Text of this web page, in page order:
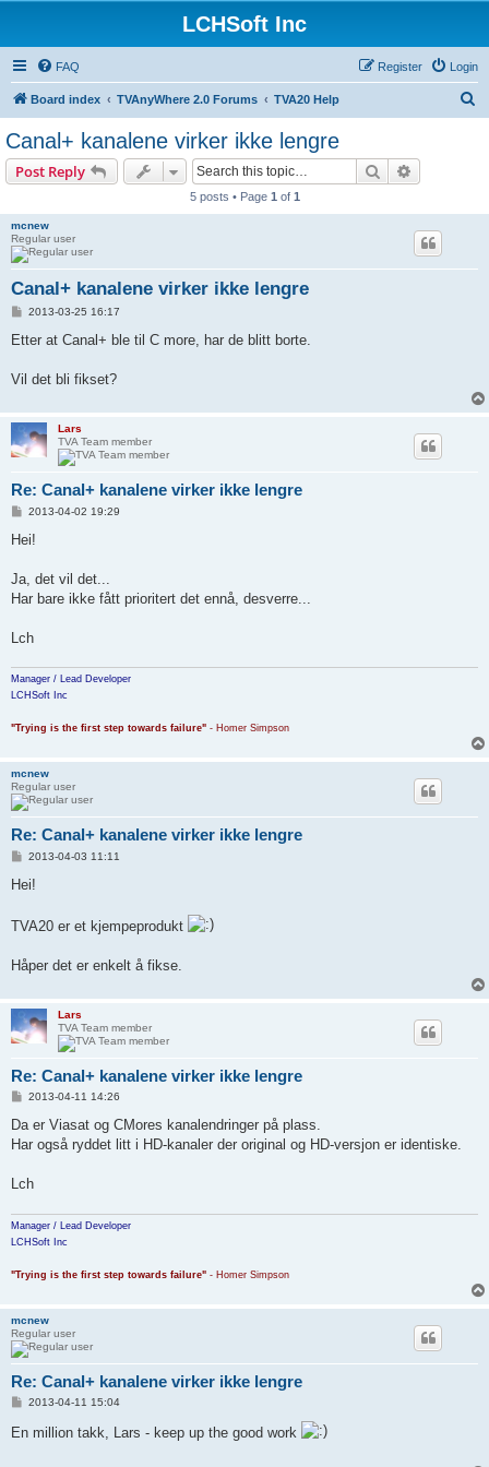
LCHSoft Inc
FAQ Login
Register
Board index TVAnyWhere 2.0 Forums TVA20 Help
Canal+ kanalene virker ikke lengre
Post Reply Search
5 posts • Page 1 of 1
mcnew
Regular user
Canal+ kanalene virker ikke lengre
P
s
2013-03-25 16:17
Etter at Canal+ ble til C more, har de blitt borte.
Vil det bli fikset?
Lars
TVA Team member
Re: Canal+ kanalene virker ikke lengre
P
s
2013-04-02 19:29
Hei!
Ja, det vil det...
Har bare ikke fått prioritert det ennå, desverre...
Lch
Manager / Lead Developer
LCHSoft Inc
"Trying is the first step towards failure" - Homer Simpson
mcnew
Regular user
Re: Canal+ kanalene virker ikke lengre
P
s
2013-04-03 11:11
Hei!
TVA20 er et kjempeprodukt
Håper det er enkelt å fikse.
Lars
TVA Team member
Re: Canal+ kanalene virker ikke lengre
P
s
2013-04-11 14:26
Da er Viasat og CMores kanalendringer på plass.
Har også ryddet litt i HD-kanaler der original og HD-versjon er identiske.
Lch
Manager / Lead Developer
LCHSoft Inc
"Trying is the first step towards failure" - Homer Simpson
mcnew
Regular user
Re: Canal+ kanalene virker ikke lengre
P
s
t
2013-04-11 15:04
En million takk, Lars - keep up the good work